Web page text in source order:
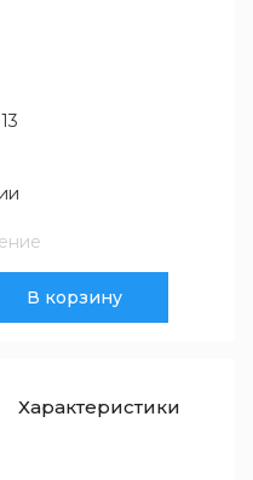
В корзину
Характеристики